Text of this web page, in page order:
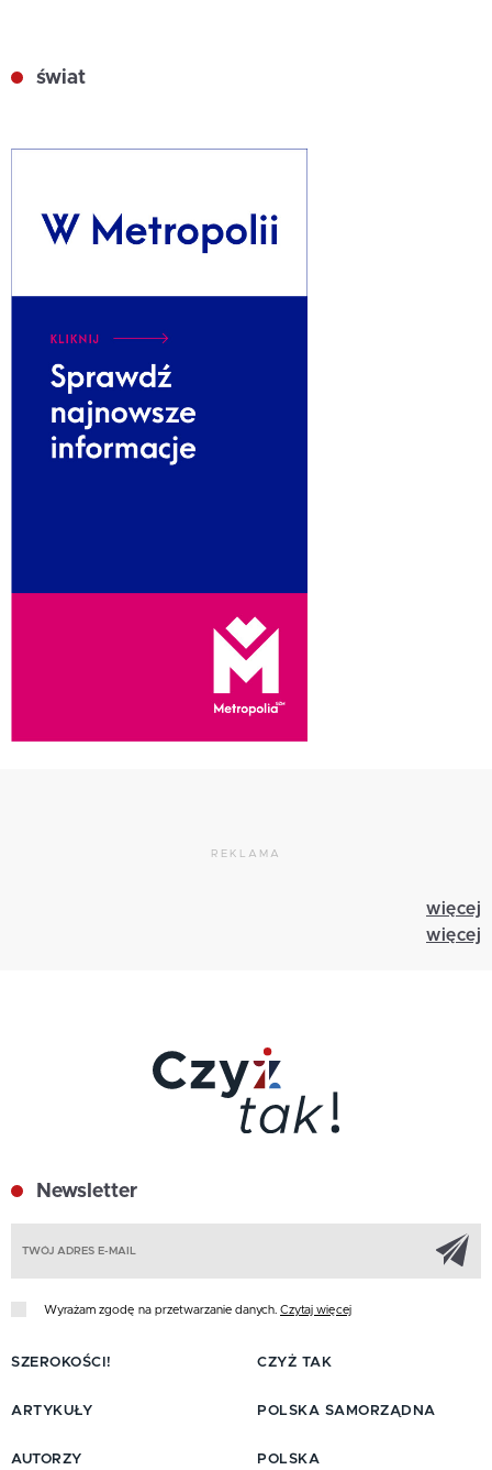
świat
REKLAMA
więcej
więcej
Newsletter
Wyrażam zgodę na przetwarzanie danych. Czytaj więcej
SZEROKOŚCI!
ARTYKUŁY
AUTORZY
CZYŻ TAK
POLSKA SAMORZĄDNA
POLSKA